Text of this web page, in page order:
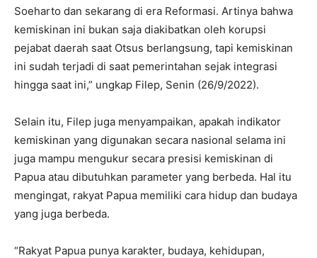
Soeharto dan sekarang di era Reformasi. Artinya bahwa
kemiskinan ini bukan saja diakibatkan oleh korupsi
pejabat daerah saat Otsus berlangsung, tapi kemiskinan
ini sudah terjadi di saat pemerintahan sejak integrasi
hingga saat ini,” ungkap Filep, Senin (26/9/2022).
Selain itu, Filep juga menyampaikan, apakah indikator
kemiskinan yang digunakan secara nasional selama ini
juga mampu mengukur secara presisi kemiskinan di
Papua atau dibutuhkan parameter yang berbeda. Hal itu
mengingat, rakyat Papua memiliki cara hidup dan budaya
yang juga berbeda.
“Rakyat Papua punya karakter, budaya, kehidupan,